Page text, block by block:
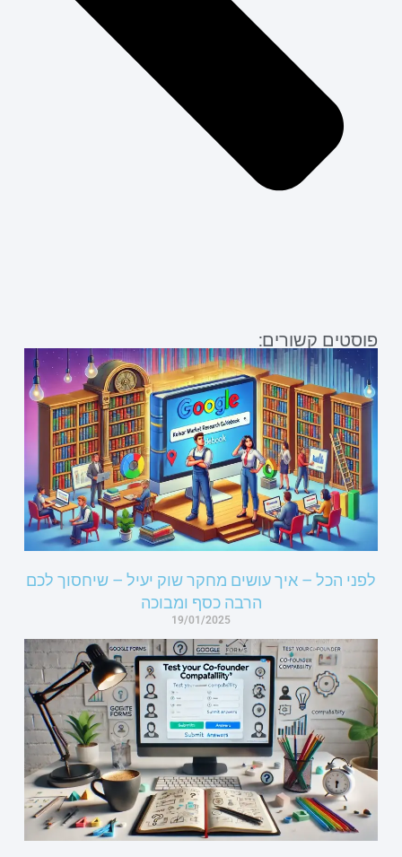
פוסטים קשורים:
לפני הכל – איך עושים מחקר שוק יעיל – שיחסוך לכם
הרבה כסף ומבוכה
19/01/2025